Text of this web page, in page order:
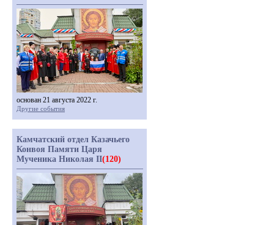
основан 21 августа 2022 г.
Другие события
Камчатский отдел Казачьего
Конвоя Памяти Царя
Мученика Николая II(120)